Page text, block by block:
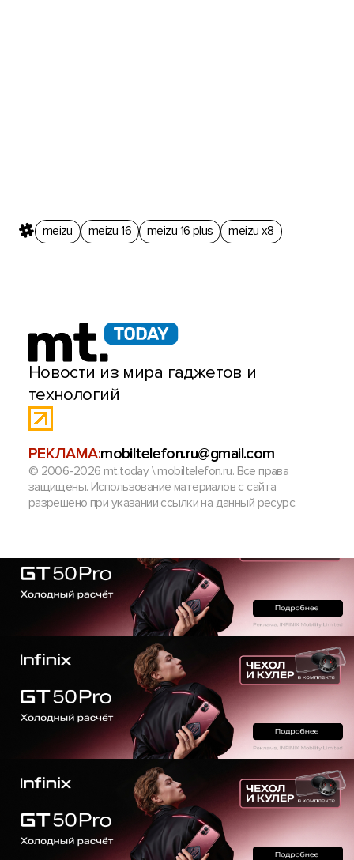
meizu meizu 16 meizu 16 plus meizu x8
Новости из мира гаджетов и
технологий
РЕКЛАМА:mobiltelefon.ru@gmail.com
© 2006-2026 mt.today \ mobiltelefon.ru. Все права
защищены. Использование материалов с сайта
разрешено при указании ссылки на данный ресурс.